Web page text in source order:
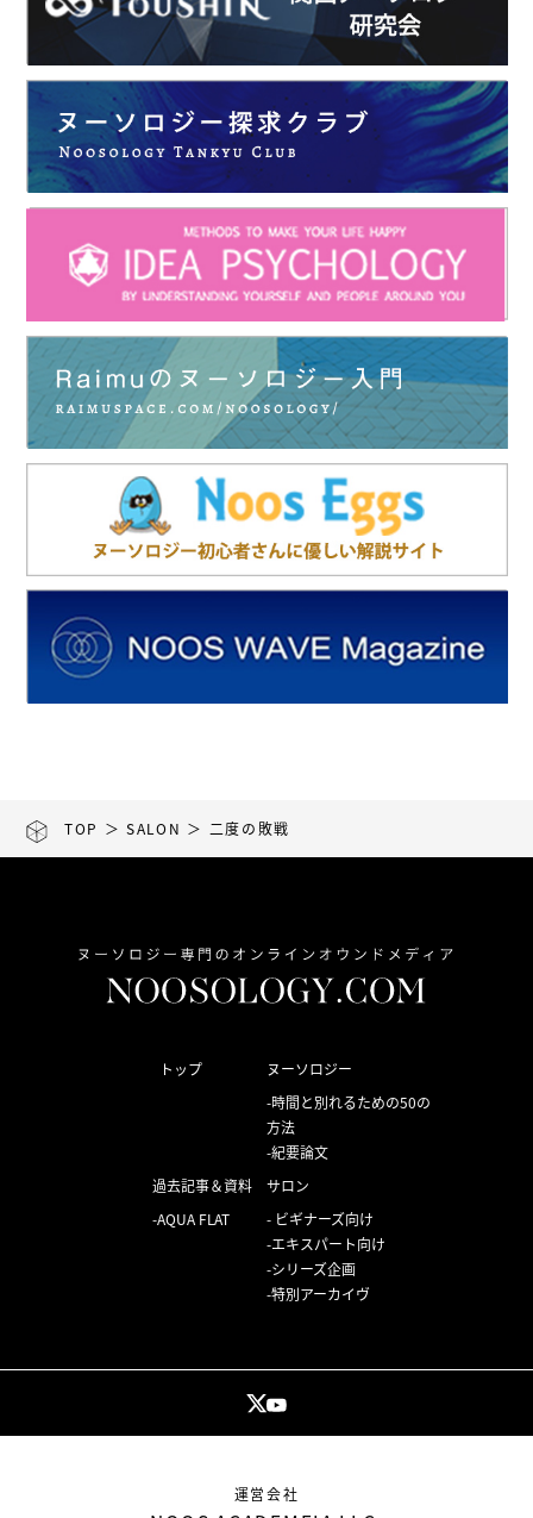
TOP ＞SALON ＞ 二度の敗戦
トップ
ヌーソロジー
時間と別れるための50の
方法
紀要論文
過去記事＆資料
AQUA FLAT
サロン
ビギナーズ向け
エキスパート向け
シリーズ企画
特別アーカイヴ
運営会社